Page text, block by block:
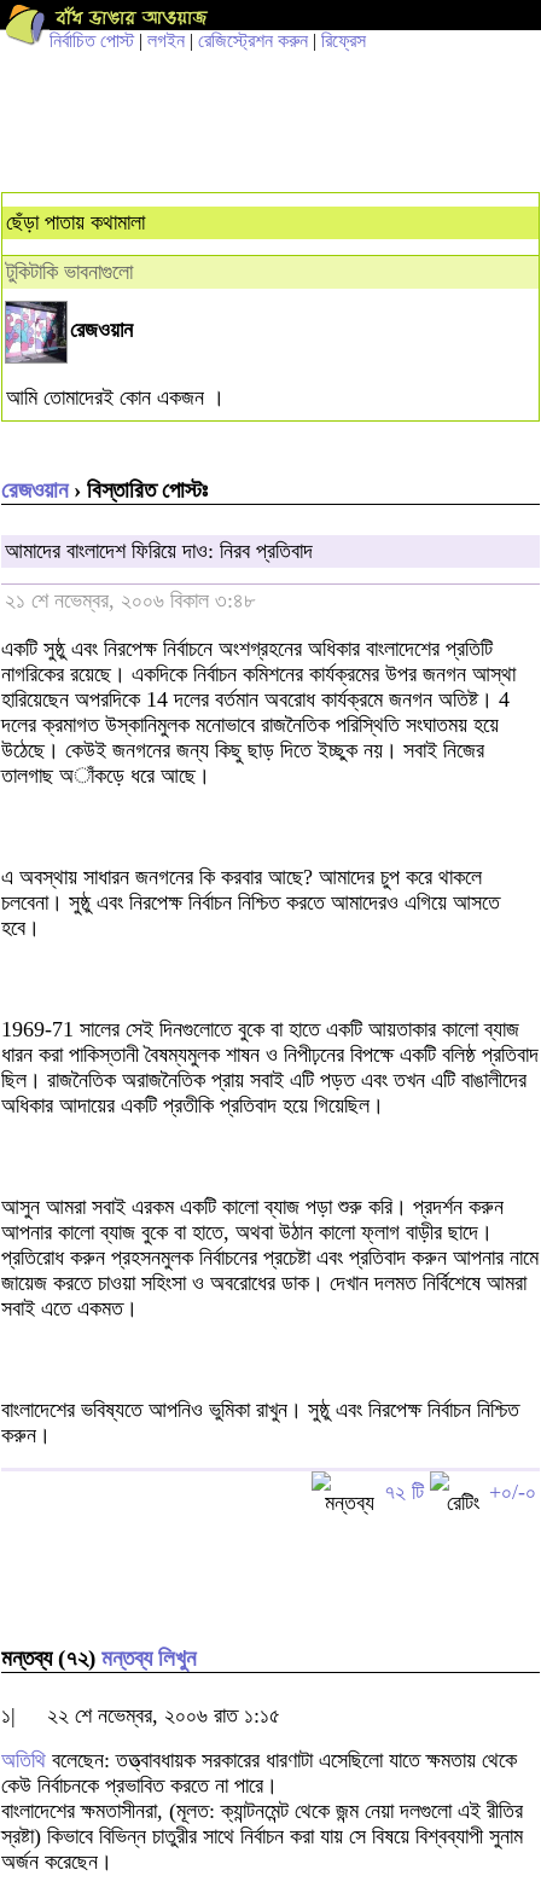
নির্বাচিত পোস্ট| লগইন | রেজিস্ট্রেশন করুন | রিফ্রেস
ছেঁড়া পাতায় কথামালা
টুকিটাকি ভাবনাগুলো
রেজওয়ান
আমি তোমাদেরই কোন একজন ।
রেজওয়ান› বিস্তারিত পোস্টঃ
আমাদের বাংলাদেশ ফিরিয়ে দাও: নিরব প্রতিবাদ
২১ শে নভেম্বর, ২০০৬ বিকাল ৩:৪৮
একটি সুষ্ঠু এবং নিরপেক্ষ নির্বাচনে অংশগ্রহনের অধিকার বাংলাদেশের প্রতিটি
নাগরিকের রয়েছে। একদিকে নির্বাচন কমিশনের কার্যক্রমের উপর জনগন আস্থা
হারিয়েছেন অপরদিকে 14 দলের বর্তমান অবরোধ কার্যক্রমে জনগন অতিষ্ট। 4
দলের ক্রমাগত উস্কানিমুলক মনোভাবে রাজনৈতিক পরিস্থিতি সংঘাতময় হয়ে
উঠেছে। কেউই জনগনের জন্য কিছু ছাড় দিতে ইচ্ছুক নয়। সবাই নিজের
তালগাছ অাঁকড়ে ধরে আছে।
এ অবস্থায় সাধারন জনগনের কি করবার আছে? আমাদের চুপ করে থাকলে
চলবেনা। সুষ্ঠু এবং নিরপেক্ষ নির্বাচন নিশ্চিত করতে আমাদেরও এগিয়ে আসতে
হবে।
1969-71 সালের সেই দিনগুলোতে বুকে বা হাতে একটি আয়তাকার কালো ব্যাজ
ধারন করা পাকিস্তানী বৈষম্যমুলক শাষন ও নিপীঢ়নের বিপক্ষে একটি বলিষ্ঠ প্রতিবাদ
ছিল। রাজনৈতিক অরাজনৈতিক প্রায় সবাই এটি পড়ত এবং তখন এটি বাঙালীদের
অধিকার আদায়ের একটি প্রতীকি প্রতিবাদ হয়ে গিয়েছিল।
আসুন আমরা সবাই এরকম একটি কালো ব্যাজ পড়া শুরু করি। প্রদর্শন করুন
আপনার কালো ব্যাজ বুকে বা হাতে, অথবা উঠান কালো ফ্লাগ বাড়ীর ছাদে।
প্রতিরোধ করুন প্রহসনমুলক নির্বাচনের প্রচেষ্টা এবং প্রতিবাদ করুন আপনার নামে
জায়েজ করতে চাওয়া সহিংসা ও অবরোধের ডাক। দেখান দলমত নির্বিশেষে আমরা
সবাই এতে একমত।
বাংলাদেশের ভবিষ্যতে আপনিও ভুমিকা রাখুন। সুষ্ঠু এবং নিরপেক্ষ নির্বাচন নিশ্চিত
করুন।
৭২ টি +০/-০
মন্তব্য (৭২) মন্তব্য লিখুন
১|
২২ শে নভেম্বর, ২০০৬ রাত ১:১৫
অতিথি বলেছেন: তত্ত্বাবধায়ক সরকারের ধারণাটা এসেছিলো যাতে ক্ষমতায় থেকে
কেউ নির্বাচনকে প্রভাবিত করতে না পারে।
বাংলাদেশের ক্ষমতাসীনরা, (মূলত: ক্যান্টনমেন্ট থেকে জন্ম নেয়া দলগুলো এই রীতির
স্রষ্টা) কিভাবে বিভিন্ন চাতুরীর সাথে নির্বাচন করা যায় সে বিষয়ে বিশ্বব্যাপী সুনাম
অর্জন করেছেন।